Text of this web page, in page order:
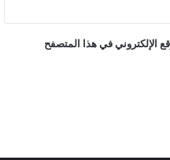
الإلكتروني في هذا المتصفح